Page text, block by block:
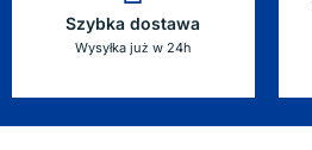
Szybka dostawa
Wysyłka już w 24h